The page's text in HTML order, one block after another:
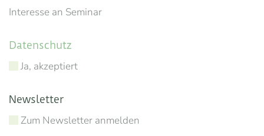
Interesse an Seminar
Datenschutz
Ja, akzeptiert
Newsletter
Zum Newsletter anmelden